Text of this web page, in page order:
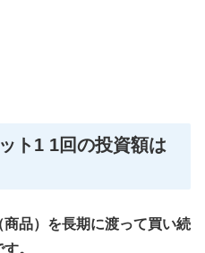
ト1 1回の投資額は
品）を長期に渡って買い続
。